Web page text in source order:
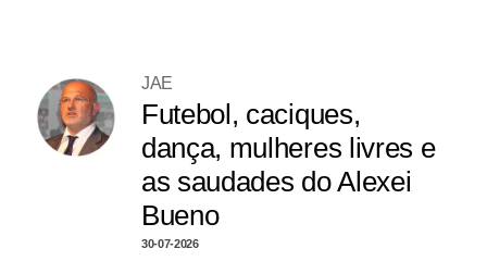
JAE
Futebol, caciques,
dança, mulheres livres e
as saudades do Alexei
Bueno
30-07-2026